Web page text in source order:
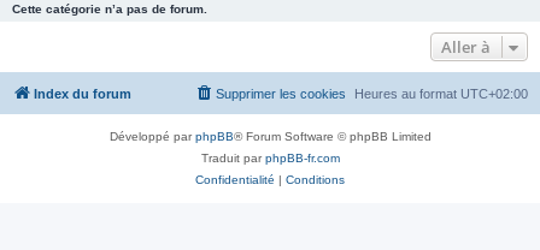
Cette catégorie n’a pas de forum.
Aller à
Index du forum Heures au format UTC+02:00
Supprimer les cookies
Développé parphpBB® Forum Software © phpBB Limited
Traduit parphpBB-fr.com
Confidentialité | Conditions